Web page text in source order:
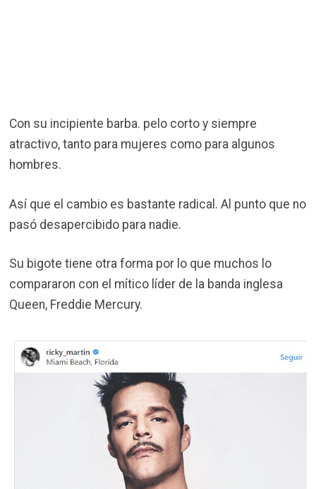
Con su incipiente barba. pelo corto y siempre
atractivo, tanto para mujeres como para algunos
hombres.
Así que el cambio es bastante radical. Al punto que no
pasó desapercibido para nadie.
Su bigote tiene otra forma por lo que muchos lo
compararon con el mítico líder de la banda inglesa
Queen, Freddie Mercury.